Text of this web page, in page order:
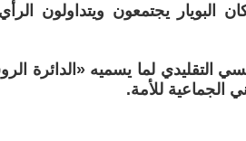
البويار يجتمعون ويتداولون
لما يسميه «الدائرة
الجماعية للأمة.